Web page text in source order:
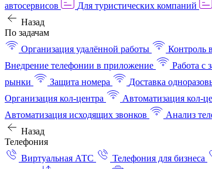
автосервисов
Для туристических компаний
Назад
По задачам
Организация удалённой работы
Контроль
Внедрение телефонии в приложение
Работа с
рынки
Защита номера Доставка
Организация кол-центра
Автоматизация кол-
Автоматизация исходящих звонков
Анализ
Назад
Телефония
Виртуальная АТС
Телефония для бизнеса